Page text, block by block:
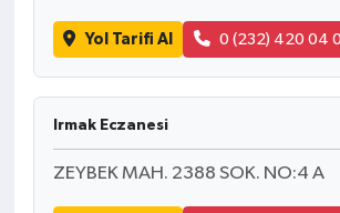
Yol Tarifi Al 0 (232) 420 04
Irmak Eczanesi
ZEYBEK MAH. 2388 SOK. NO:4 A